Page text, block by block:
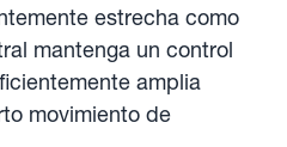
estrecha como
mantenga un control
amplia
movimiento de